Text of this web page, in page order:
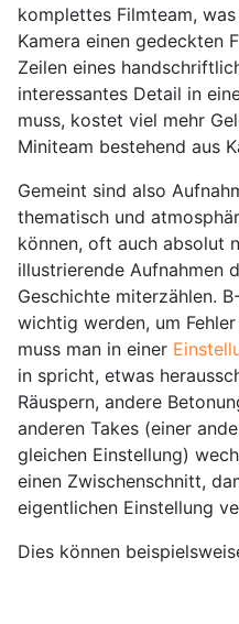
komplettes Filmteam,
Kamera einen gedeckten
Zeilen eines
interessantes Detail in
muss, kostet viel mehr
Miniteam bestehend aus
Gemeint sind also
thematisch und
können, oft auch absolut
illustrierende Aufnahmen
Geschichte miterzählen.
wichtig werden, um
muss man in einer
in spricht, etwas
Räuspern, andere
anderen Takes (einer
gleichen Einstellung)
einen Zwischenschnitt,
eigentlichen Einstellung
Dies können